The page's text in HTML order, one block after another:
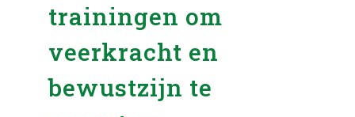
trainingen om
veerkracht en
bewustzijn te